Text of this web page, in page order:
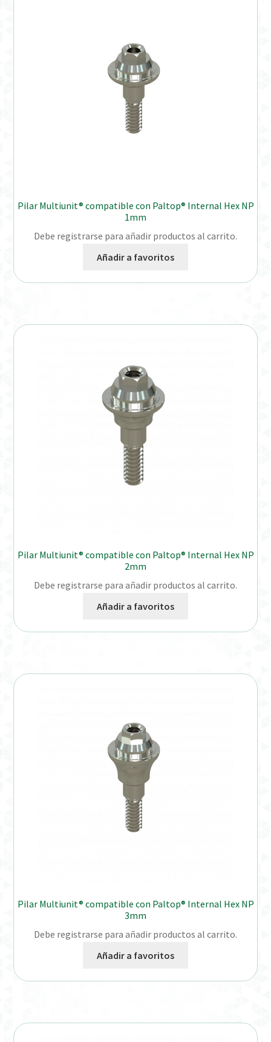
Pilar Multiunit® compatible con Paltop® Internal Hex NP
1mm
Debe registrarse para añadir productos al carrito.
Añadir a favoritos
Pilar Multiunit® compatible con Paltop® Internal Hex NP
2mm
Debe registrarse para añadir productos al carrito.
Añadir a favoritos
Pilar Multiunit® compatible con Paltop® Internal Hex NP
3mm
Debe registrarse para añadir productos al carrito.
Añadir a favoritos